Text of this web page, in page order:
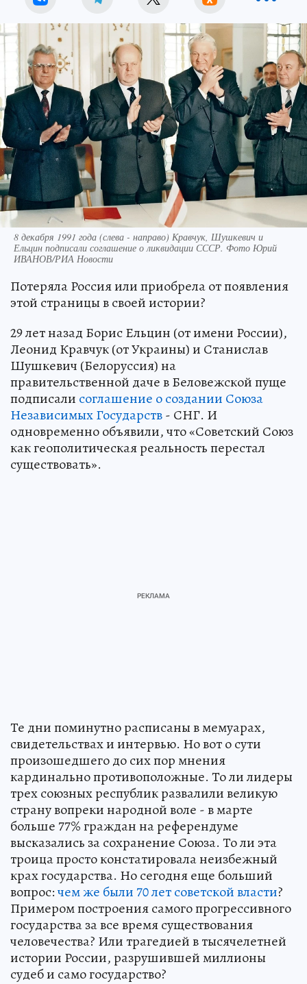
8 декабря 1991 года (слева - направо) Кравчук, Шушкевич и
Ельцин подписали соглашение о ликвидации СССР. Фото Юрий
ИВАНОВ/РИА Новости
Потеряла Россия или приобрела от появления
этой страницы в своей истории?
29 лет назад Борис Ельцин (от имени России),
Леонид Кравчук (от Украины) и Станислав
Шушкевич (Белоруссия) на
правительственной даче в Беловежской пуще
подписали соглашение о создании Союза
Независимых Государств- СНГ. И
одновременно объявили, что «Советский Союз
как геополитическая реальность перестал
существовать».
Те дни поминутно расписаны в мемуарах,
свидетельствах и интервью. Но вот о сути
произошедшего до сих пор мнения
кардинально противоположные. То ли лидеры
трех союзных республик развалили великую
страну вопреки народной воле - в марте
больше 77% граждан на референдуме
высказались за сохранение Союза. То ли эта
троица просто констатировала неизбежный
крах государства. Но сегодня еще больший
вопрос:чем же были 70 лет советской власти?
Примером построения самого прогрессивного
государства за все время существования
человечества? Или трагедией в тысячелетней
истории России, разрушившей миллионы
судеб и само государство?